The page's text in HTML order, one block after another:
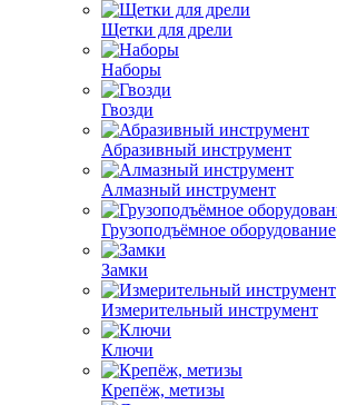
Щетки для дрели
Наборы
Гвозди
Абразивный инструмент
Алмазный инструмент
Грузоподъёмное оборудование
Замки
Измерительный инструмент
Ключи
Крепёж, метизы